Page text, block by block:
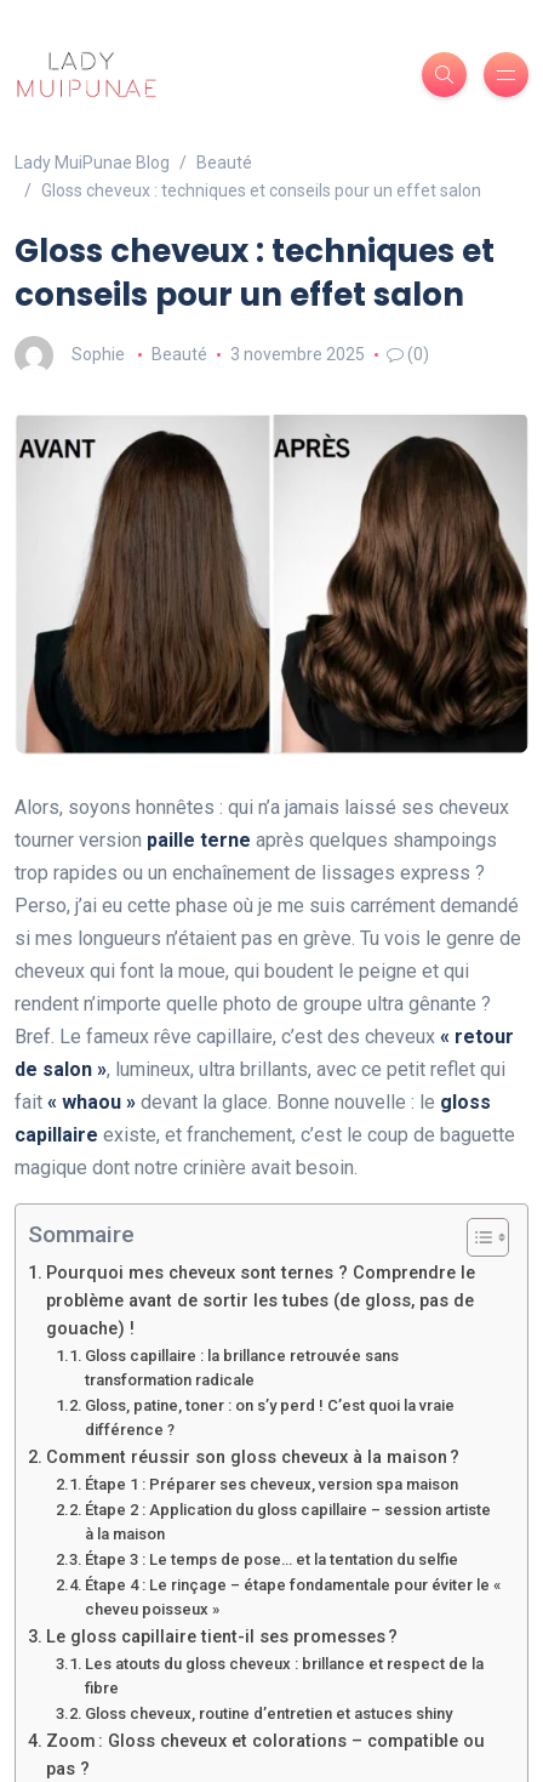
Lady MuiPunae Blog
Beauté
Gloss cheveux : techniques et conseils pour un effet salon
Gloss cheveux : techniques et
conseils pour un effet salon
Sophie Beauté 3 novembre 2025 (0)
Alors, soyons honnêtes : qui n’a jamais laissé ses cheveux
tourner version paille terne après quelques shampoings
trop rapides ou un enchaînement de lissages express ?
Perso, j’ai eu cette phase où je me suis carrément demandé
si mes longueurs n’étaient pas en grève. Tu vois le genre de
cheveux qui font la moue, qui boudent le peigne et qui
rendent n’importe quelle photo de groupe ultra gênante ?
Bref. Le fameux rêve capillaire, c’est des cheveux « retour
de salon », lumineux, ultra brillants, avec ce petit reflet qui
fait « whaou » devant la glace. Bonne nouvelle : le gloss
capillaire existe, et franchement, c’est le coup de baguette
magique dont notre crinière avait besoin.
Sommaire
Pourquoi mes cheveux sont ternes ? Comprendre le
problème avant de sortir les tubes (de gloss, pas de
gouache) !
Gloss capillaire : la brillance retrouvée sans
transformation radicale
Gloss, patine, toner : on s’y perd ! C’est quoi la vraie
différence ?
Comment réussir son gloss cheveux à la maison ?
Étape 1 : Préparer ses cheveux, version spa maison
Étape 2 : Application du gloss capillaire – session artiste
à la maison
Étape 3 : Le temps de pose… et la tentation du selfie
Étape 4 : Le rinçage – étape fondamentale pour éviter le «
cheveu poisseux »
Le gloss capillaire tient-il ses promesses ?
Les atouts du gloss cheveux : brillance et respect de la
fibre
Gloss cheveux, routine d’entretien et astuces shiny
Zoom : Gloss cheveux et colorations – compatible ou
pas ?